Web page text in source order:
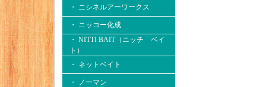
・ ニシネルアーワークス
・ ニッコー化成
・ NITTI BAIT（ニッチ ベイ
ト）
・ ネットベイト
・ ノーマン